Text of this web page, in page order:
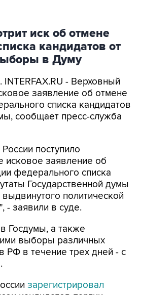
иск об отмене
кандидатов от
в Думу
- Верховный
списка кандидатов
сообщает пресс-служба
поступило
федерального списка
Государственной думы
политической
- заявили в суде.
Госдумы, а также
РФ в течение трех дней - с
в выборах депутатов